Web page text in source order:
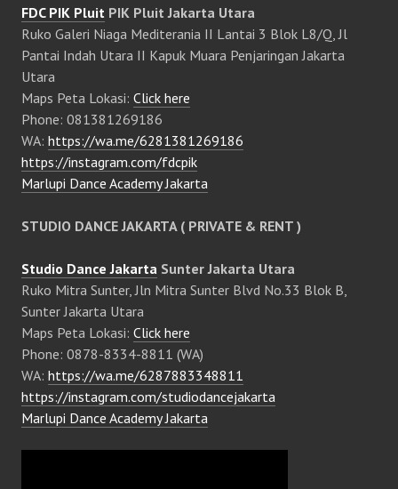
FDC PIK Pluit PIK Pluit Jakarta Utara
Ruko Galeri Niaga Mediterania II Lantai 3 Blok L8/Q, Jl
Pantai Indah Utara II Kapuk Muara Penjaringan Jakarta
Utara
Maps Peta Lokasi: Click here
Phone: 081381269186
WA: https://wa.me/6281381269186
https://instagram.com/fdcpik
Marlupi Dance Academy Jakarta
STUDIO DANCE JAKARTA ( PRIVATE & RENT )
Studio Dance Jakarta Sunter Jakarta Utara
Ruko Mitra Sunter, Jln Mitra Sunter Blvd No.33 Blok B,
Sunter Jakarta Utara
Maps Peta Lokasi: Click here
Phone: 0878-8334-8811 (WA)
WA: https://wa.me/6287883348811
https://instagram.com/studiodancejakarta
Marlupi Dance Academy Jakarta